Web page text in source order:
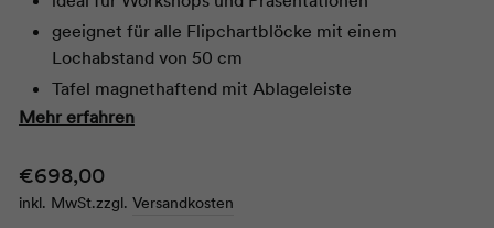
geeignet für alle Flipchartblöcke mit einem
Lochabstand von 50 cm
Tafel magnethaftend mit Ablageleiste
farbige Boards nicht beschriftbar mit Boardmarkern -
weißes Board direkt beschreibbar mit
Whiteboardmarkern
Mehr erfahren
Normaler
Preis
€698,00
inkl. MwSt.zzgl. Versandkosten